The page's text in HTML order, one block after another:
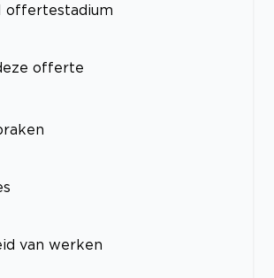
offertestadium
offerte
van werken